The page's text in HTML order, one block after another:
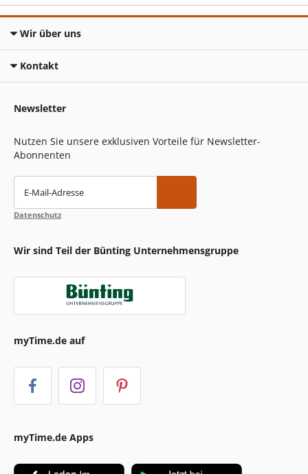
Wir über uns
Kontakt
Newsletter
Nutzen Sie unsere exklusiven Vorteile für Newsletter-
Abonnenten
E-Mail-Adresse
Datenschutz
Wir sind Teil der Bünting Unternehmensgruppe
myTime.de auf
myTime.de Apps